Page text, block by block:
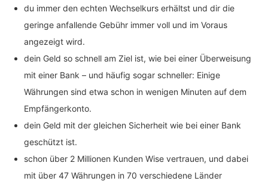
du immer den echten Wechselkurs erhältst und dir die
geringe anfallende Gebühr immer voll und im Voraus
angezeigt wird.
dein Geld so schnell am Ziel ist, wie bei einer Überweisung
mit einer Bank – und häufig sogar schneller: Einige
Währungen sind etwa schon in wenigen Minuten auf dem
Empfängerkonto.
dein Geld mit der gleichen Sicherheit wie bei einer Bank
geschützt ist.
schon über 2 Millionen Kunden Wise vertrauen, und dabei
mit über 47 Währungen in 70 verschiedene Länder